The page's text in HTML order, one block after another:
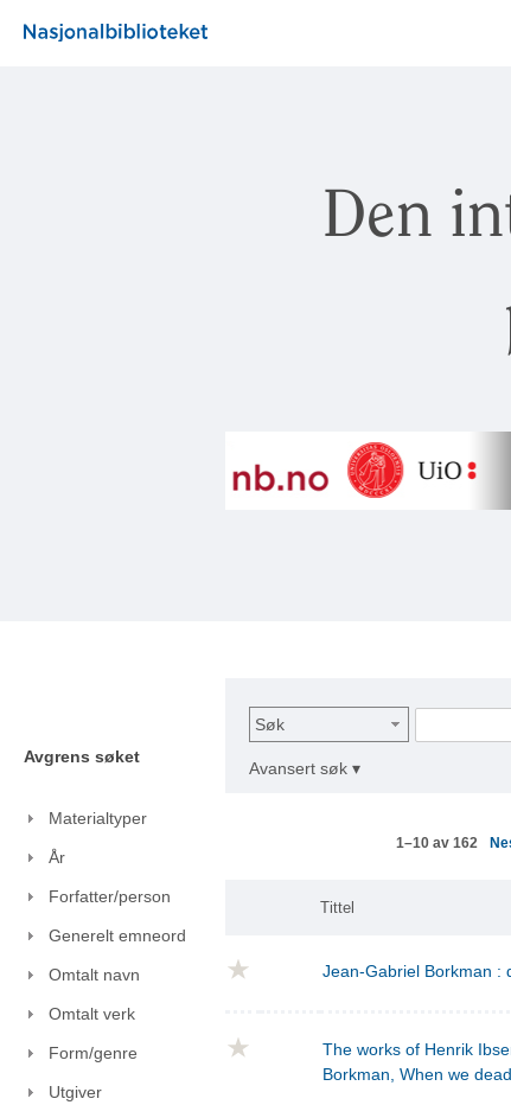
Den
Avgrens søket
Materialtyper
År
Forfatter/person
Generelt emneord
Omtalt navn
Omtalt verk
Form/genre
Utgiver
Søk
Avansert søk ▾
1–10 av 162
Tittel
Jean-Gabriel Borkman :
The works of Henrik
Borkman, When we